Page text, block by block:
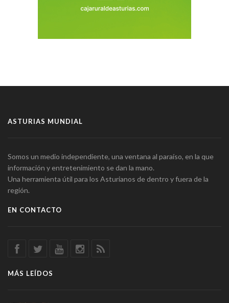
ASTURIAS MUNDIAL
Somos un medio independiente, una ventana al paraíso, en la que
información y entretenimiento se dan la mano.
Una herramienta útil para los Asturianos de dentro y fuera de la
región.
EN CONTACTO
MÁS LEÍDOS